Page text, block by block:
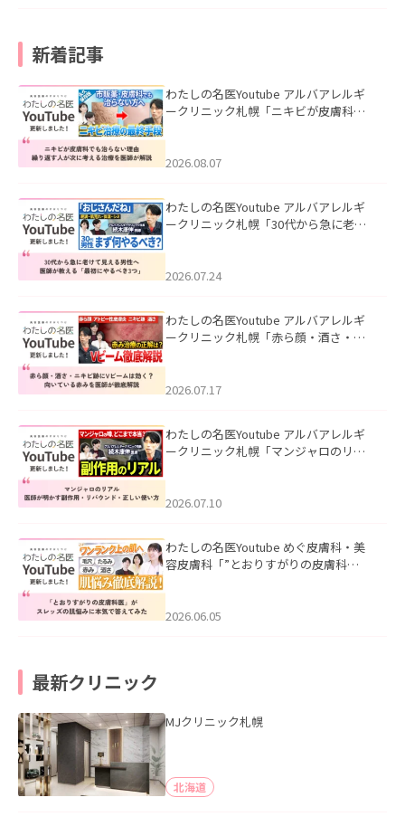
新着記事
わたしの名医Youtube アルバアレルギ
ークリニック札幌「ニキビが皮膚科で
ました。
2026.08.07
わたしの名医Youtube アルバアレルギ
ークリニック札幌「30代から急に老け
た。
2026.07.24
わたしの名医Youtube アルバアレルギ
ークリニック札幌「赤ら顔・酒さ・ニ
した。
2026.07.17
わたしの名医Youtube アルバアレルギ
ークリニック札幌「マンジャロのリア
た。
2026.07.10
わたしの名医Youtube めぐ皮膚科・美
容皮膚科「”とおりすがりの皮膚科
2026.06.05
最新クリニック
MJクリニック札幌
北海道